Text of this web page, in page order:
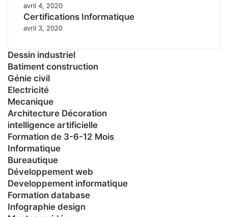
avril 4, 2020
Certifications Informatique
avril 3, 2020
Dessin industriel
Batiment construction
Génie civil
Electricité
Mecanique
Architecture Décoration
intelligence artificielle
Formation de 3-6-12 Mois
Informatique
Bureautique
Développement web
Developpement informatique
Formation database
Infographie design